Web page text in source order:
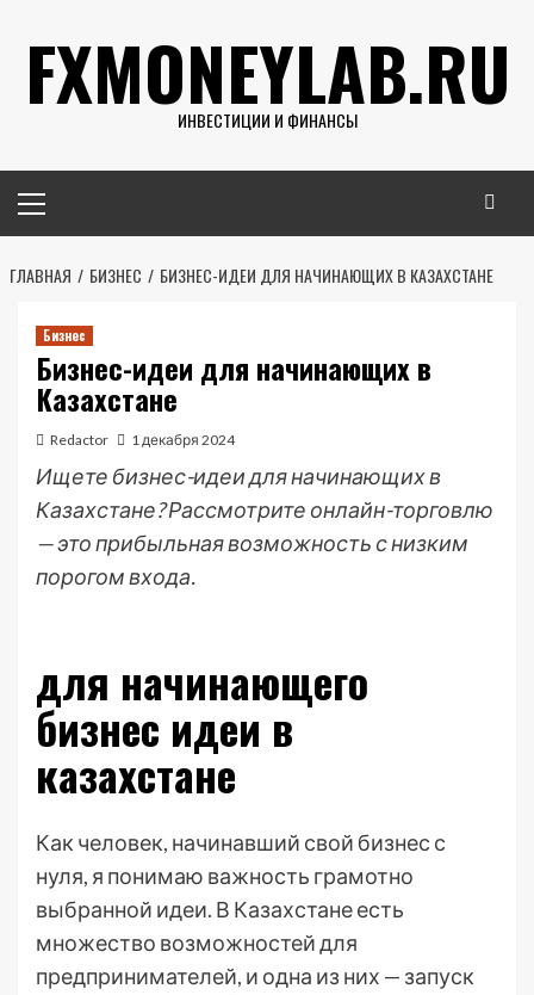
содержимому
FXMONEYLAB.RU
ИНВЕСТИЦИИ И ФИНАНСЫ
меню
ГЛАВНАЯ БИЗНЕС БИЗНЕС-ИДЕИ ДЛЯ НАЧИНАЮЩИХ В КАЗАХСТАНЕ
Бизнес
Бизнес-идеи для начинающих в
Казахстане
Redactor 1 декабря 2024
Ищете бизнес-идеи для начинающих в
Казахстане? Рассмотрите онлайн-торговлю
— это прибыльная возможность с низким
порогом входа.
для начинающего
бизнес идеи в
казахстане
Как человек, начинавший свой бизнес с
нуля, я понимаю важность грамотно
выбранной идеи. В Казахстане есть
множество возможностей для
предпринимателей, и одна из них — запуск